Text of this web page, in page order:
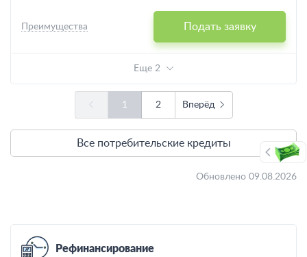
Подать заявку
Преимущества
Еще 2
1 2 Вперёд
Все потребительские кредиты
Обновлено 09.08.2026
Рефинансирование